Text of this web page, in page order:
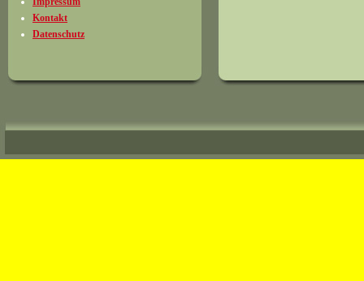
Kontakt
Datenschutz